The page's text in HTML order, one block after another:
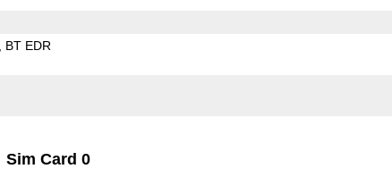
BT EDR
Sim Card 0